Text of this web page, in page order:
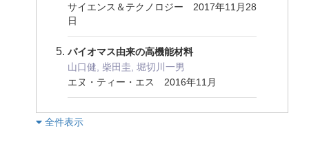
サイエンス＆テクノロジー 2017年11月28
日
バイオマス由来の高機能材料
山口健, 柴田圭, 堀切川一男
エヌ・ティー・エス 2016年11月
︎全件表示